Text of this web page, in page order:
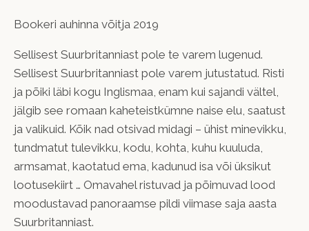
Bookeri auhinna võitja 2019
Sellisest Suurbritanniast pole te varem lugenud.
Sellisest Suurbritanniast pole varem jutustatud. Risti
ja põiki läbi kogu Inglismaa, enam kui sajandi vältel,
jälgib see romaan kaheteistkümne naise elu, saatust
ja valikuid. Kõik nad otsivad midagi – ühist minevikku,
tundmatut tulevikku, kodu, kohta, kuhu kuuluda,
armsamat, kaotatud ema, kadunud isa või üksikut
lootusekiirt … Omavahel ristuvad ja põimuvad lood
moodustavad panoraamse pildi viimase saja aasta
Suurbritanniast.